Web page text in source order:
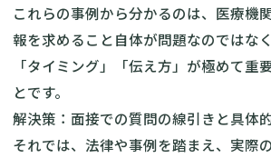
これらの事例から分かるのは、医療機
報を求めること自体が問題なのではな
「タイミング」「伝え方」が極めて重
とです。
解決策：面接での質問の線引きと具体
それでは、法律や事例を踏まえ、実際